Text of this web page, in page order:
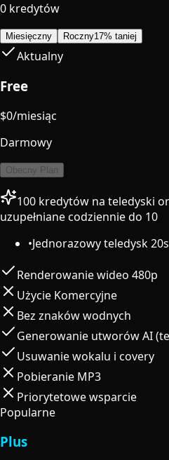
0 kredytów
Miesięczny Roczny17% taniej
Aktualny
Free
$0/miesiąc
Darmowy
Obecny Plan
100 kredytów na teledyski
uzupełniane codziennie do 10
•Jednorazowy teledysk
Renderowanie wideo 480p
Użycie Komercyjne
Bez znaków wodnych
Generowanie utworów AI
Usuwanie wokalu i covery
Pobieranie MP3
Priorytetowe wsparcie
Popularne
Plus